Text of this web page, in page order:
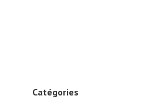
Catégories